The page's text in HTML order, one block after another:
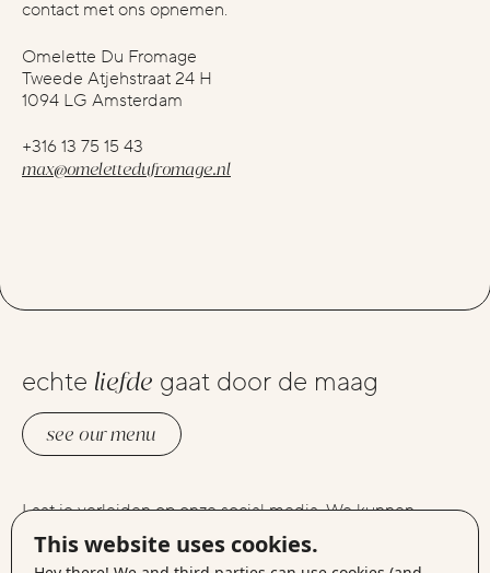
This website uses cookies.
contact met ons opnemen.
Omelette Du Fromage
Tweede Atjehstraat 24 H
1094 LG Amsterdam
+316 13 75 15 43
max@omelettedufromage.nl
echte liefde gaat door de maag
see our menu
Laat je verleiden op onze social media. We kunnen
elkaars foto’s liken op
, lekker connecten via
linkedin , berichtjes delen opfacebookof gewoon samen